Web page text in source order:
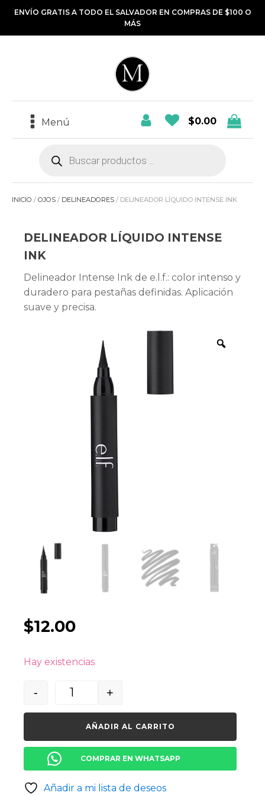
ENVÍO GRATIS A TODO EL SALVADOR EN COMPRAS DE $100 O
MÁS
Menú $0.00
Búsqueda
INICIO / OJOS / DELINEADORES / DELINEADOR LÍQUIDO INTENSE INK
DELINEADOR LÍQUIDO INTENSE
INK
Delineador Intense Ink de e.l.f.: color intenso y
duradero para pestañas definidas. Aplicación
suave y precisa.
$12.00
Hay existencias
- +
AÑADIR AL CARRITO
COMPRAR EN WHATSAPP
Añadir a mi lista de deseos